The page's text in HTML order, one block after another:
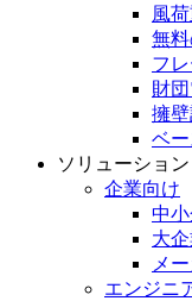
風
無
フ
財
擁
ベ
ソリューション
企業向け
中
大
メ
エンジニ